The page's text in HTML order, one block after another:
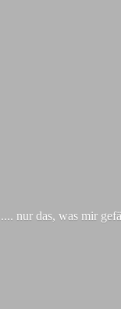
.... nur das, was mir